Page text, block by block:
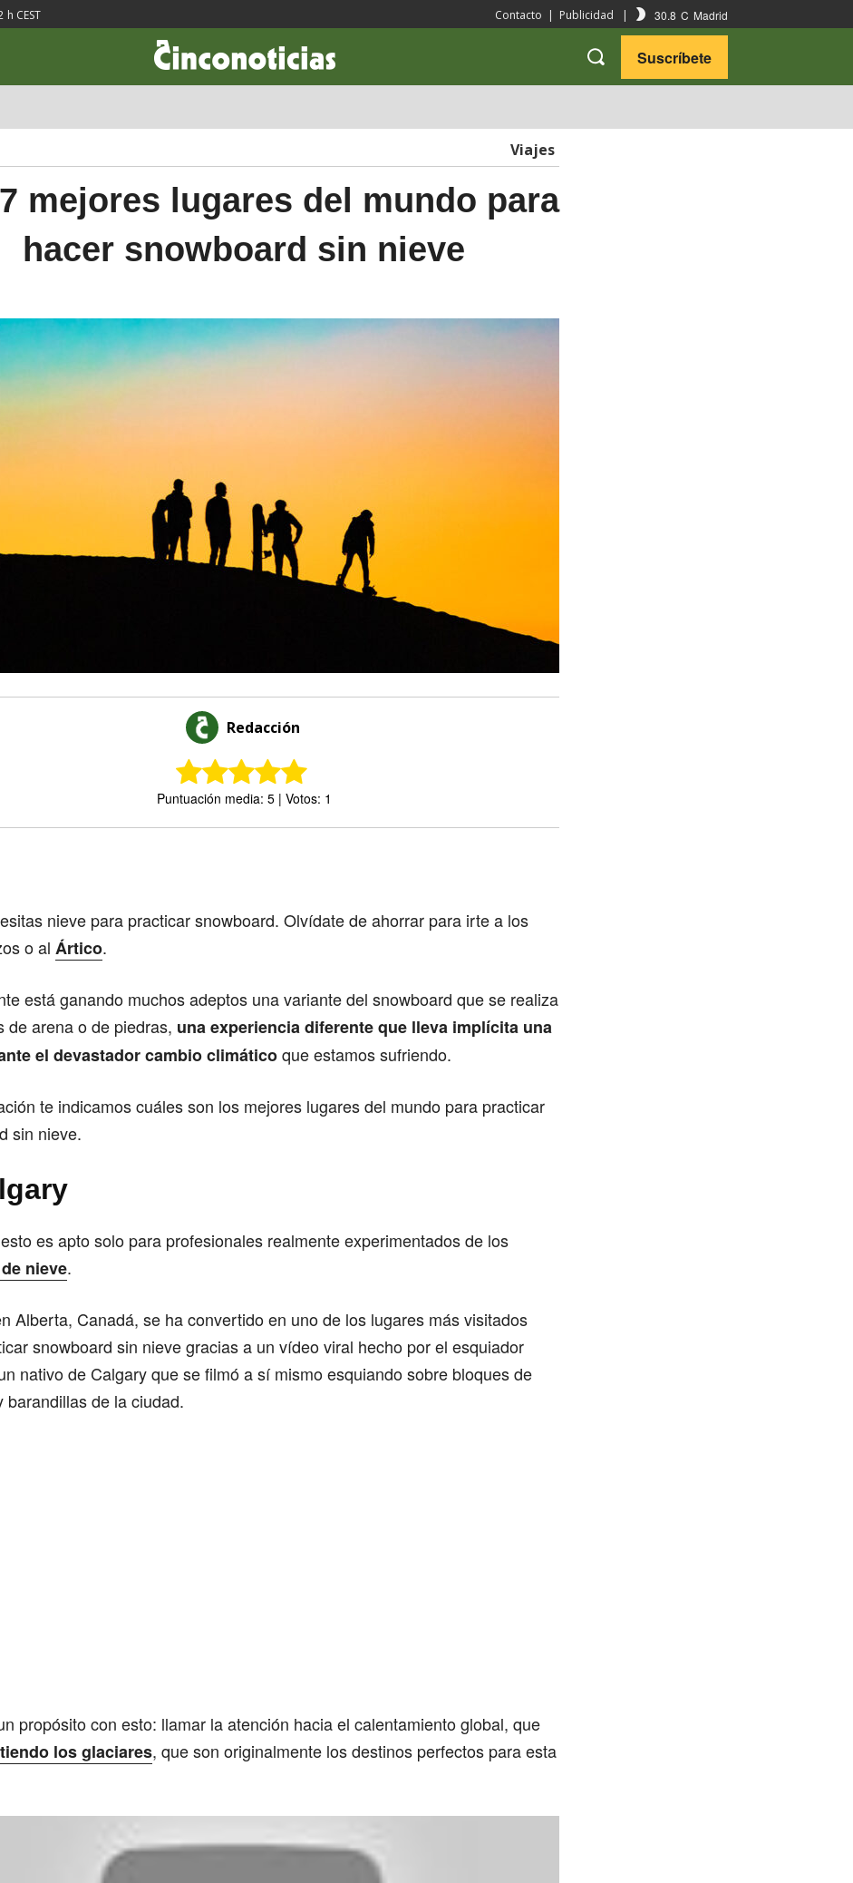
h CEST Contacto | Publicidad | 30.8 C Madrid
Suscríbete
Viajes
mejores lugares del mundo para
hacer snowboard sin nieve
Redacción
Puntuación media: 5 | Votos: 1
nieve para practicar snowboard. Olvídate de ahorrar para irte a los
o al Ártico.
está ganando muchos adeptos una variante del snowboard que se realiza
de arena o de piedras, una experiencia diferente que lleva implícita una
el devastador cambio climáticoque estamos sufriendo.
te indicamos cuáles son los mejores lugares del mundo para practicar
sin nieve.
es apto solo para profesionales realmente experimentados de los
nieve.
Alberta, Canadá, se ha convertido en uno de los lugares más visitados
snowboard sin nieve gracias a un vídeo viral hecho por el esquiador
nativo de Calgary que se filmó a sí mismo esquiando sobre bloques de
barandillas de la ciudad.
propósito con esto: llamar la atención hacia el calentamiento global, que
los glaciares, que son originalmente los destinos perfectos para esta